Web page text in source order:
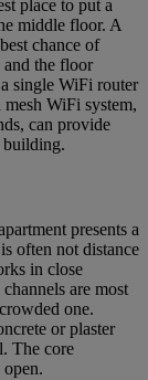
place to put a
middle floor. A
chance of
and the floor
single WiFi router
WiFi system,
can provide
building.
presents a
often not distance
in close
are most
one.
or plaster
The core